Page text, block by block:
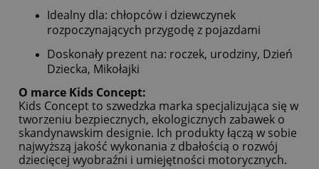
Idealny dla: chłopców i dziewczynek
rozpoczynających przygodę z pojazdami
Doskonały prezent na: roczek, urodziny, Dzień
Dziecka, Mikołajki
O marce Kids Concept:
Kids Concept to szwedzka marka specjalizująca się w
tworzeniu bezpiecznych, ekologicznych zabawek o
skandynawskim designie. Ich produkty łączą w sobie
najwyższą jakość wykonania z dbałością o rozwój
dziecięcej wyobraźni i umiejętności motorycznych.